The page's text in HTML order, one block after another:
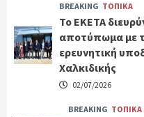
BREAKING ΤΟΠΙΚΑ
Το ΕΚΕΤΑ
αποτύπωμα με
ερευνητική
Χαλκιδικής
02/07/2026
BREAKING ΤΟΠΙΚΑ